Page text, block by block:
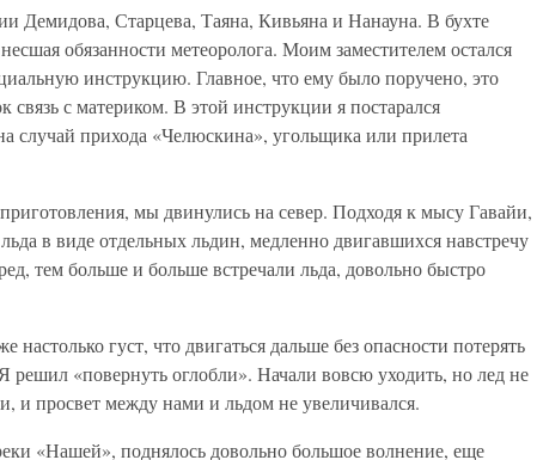
Демидова, Старцева, Таяна, Кивьяна и Нанауна. В бухте
обязанности метеоролога. Моим заместителем остался
инструкцию. Главное, что ему было поручено, это
связь с материком. В этой инструкции я постарался
случай прихода «Челюскина», угольщика или прилета
мы двинулись на север. Подходя к мысу Гавайи,
в виде отдельных льдин, медленно двигавшихся навстречу
тем больше и больше встречали льда, довольно быстро
густ, что двигаться дальше без опасности потерять
«повернуть оглобли». Начали вовсю уходить, но лед не
и просвет между нами и льдом не увеличивался.
«Нашей», поднялось довольно большое волнение, еще